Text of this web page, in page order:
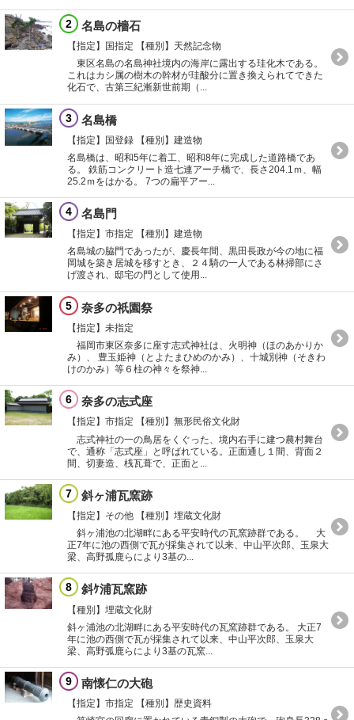
2 名島の檣石
【指定】国指定
【種別】天然記念物
東区名島の名島神社境内の海岸に露出する珪化木である。
これはカシ属の樹木の幹材が珪酸分に置き換えられてできた
化石で、古第三紀漸新世前期（...
3 名島橋
【指定】国登録
【種別】建造物
名島橋は、昭和5年に着工、昭和8年に完成した道路橋であ
る。 鉄筋コンクリート造七連アーチ橋で、長さ204.1ｍ、幅
25.2ｍをはかる。 7つの扁平アー...
4 名島門
【指定】市指定
【種別】建造物
名島城の脇門であったが、慶長年間、黒田長政が今の地に福
岡城を築き居城を移すとき、２４騎の一人である林掃部にさ
げ渡され、邸宅の門として使用...
5 奈多の祇園祭
【指定】未指定
福岡市東区奈多に座す志式神社は、火明神（ほのあかりか
み）、 豊玉姫神（とよたまひめのかみ）、十城別神（そきわ
けのかみ）等６柱の神々を祭神...
6 奈多の志式座
【指定】市指定
【種別】無形民俗文化財
志式神社の一の鳥居をくぐった、境内右手に建つ農村舞台
で、通称「志式座」と呼ばれている。正面通し１間、背面２
間、切妻造、桟瓦葺で、正面と...
7 斜ヶ浦瓦窯跡
【指定】その他
【種別】埋蔵文化財
斜ヶ浦池の北湖畔にある平安時代の瓦窯跡群である。 大
正7年に池の西側で瓦が採集されて以来、中山平次郎、玉泉大
梁、高野孤鹿らにより3基の...
8 斜ｹ浦瓦窯跡
【種別】埋蔵文化財
斜ヶ浦池の北湖畔にある平安時代の瓦窯跡群である。 大正7
年に池の西側で瓦が採集されて以来、中山平次郎、玉泉大
梁、高野弧鹿らにより3基の瓦窯...
9 南懐仁の大砲
【指定】市指定
【種別】歴史資料